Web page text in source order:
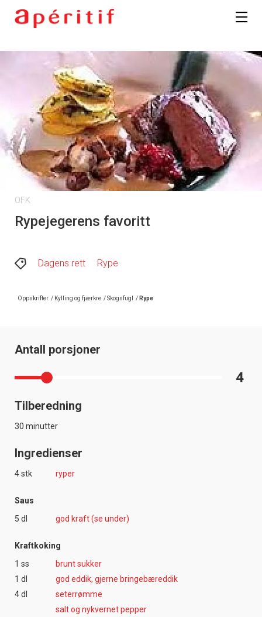
OFK
Rypejegerens favoritt
Dagens rett Rype
Oppskrifter / Kylling og fjærkre /Skogsfugl / Rype
Antall porsjoner
4
Tilberedning
30 minutter
Ingredienser
4 stk ryper
Saus
5 dl
god kraft (se under)
Kraftkoking
1 ss
brunt sukker
1 dl
god eddik, gjerne bringebæreddik
4 dl
seterrømme
salt og nykvernet pepper